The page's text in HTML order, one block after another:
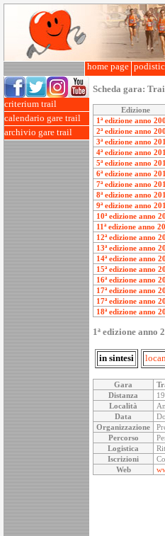
home page
criterium trail
calendario gare trail
archivio gare trail
Scheda gara:
Edizione
1ª edizione anno
2ª edizione anno
3ª edizione anno
4ª edizione anno
5ª edizione anno
6ª edizione anno
7ª edizione anno
8ª edizione anno
9ª edizione anno
10ª edizione anno
11ª edizione anno
12ª edizione anno
13ª edizione anno
14ª edizione anno
15ª edizione anno
16ª edizione anno
17ª edizione anno
17ª edizione anno
18ª edizione anno
1ª edizione anno
in sintesi
Gara
Distanza
Località
Data
Organizzazione
Percorso
Logistica
Iscrizioni
Web